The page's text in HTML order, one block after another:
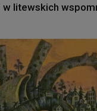
w litewskich